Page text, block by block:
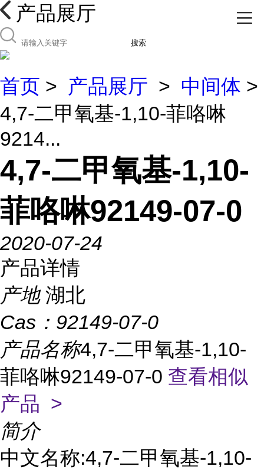
产品展厅
搜索
首页 > 产品展厅 > 中间体 >
4,7-二甲氧基-1,10-菲咯啉
9214...
4,7-二甲氧基-1,10-
菲咯啉92149-07-0
2020-07-24
产品详情
产地 湖北
Cas： 92149-07-0
产品名称4,7-二甲氧基-1,10-
菲咯啉92149-07-0 查看相似
产品 >
简介
中文名称:4,7-二甲氧基-1,10-